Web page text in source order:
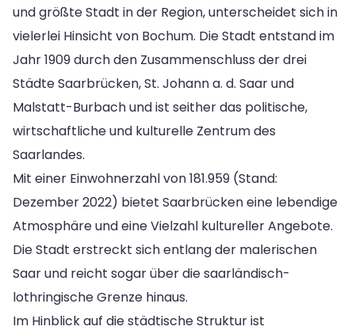
und größte Stadt in der Region, unterscheidet sich in
vielerlei Hinsicht von Bochum. Die Stadt entstand im
Jahr 1909 durch den Zusammenschluss der drei
Städte Saarbrücken, St. Johann a. d. Saar und
Malstatt-Burbach und ist seither das politische,
wirtschaftliche und kulturelle Zentrum des
Saarlandes.
Mit einer Einwohnerzahl von 181.959 (Stand:
Dezember 2022) bietet Saarbrücken eine lebendige
Atmosphäre und eine Vielzahl kultureller Angebote.
Die Stadt erstreckt sich entlang der malerischen
Saar und reicht sogar über die saarländisch-
lothringische Grenze hinaus.
Im Hinblick auf die städtische Struktur ist